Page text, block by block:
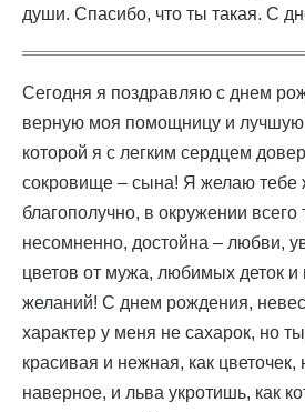
души. Спасибо, что ты такая. С
Сегодня я поздравляю с днем
верную моя помощницу и лучшую
которой я с легким сердцем
сокровище – сына! Я желаю тебе
благополучно, в окружении всего
несомненно, достойна – любви,
цветов от мужа, любимых деток
желаний! С днем рождения,
характер у меня не сахарок, но
красивая и нежная, как цветочек,
наверное, и льва укротишь, как